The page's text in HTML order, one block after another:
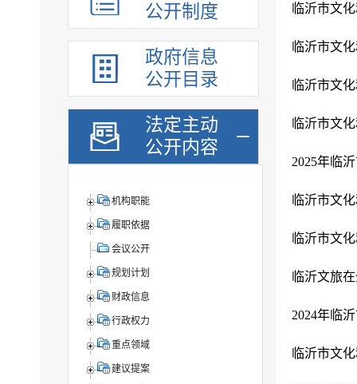
公开制度
政府信息
公开目录
法定主动
公开内容
机构职能
履职依据
会议公开
规划计划
财政信息
行政权力
重点领域
建议提案
临沂市文
临沂市文
临沂市文
临沂市文
2025年临
临沂市文
临沂市文
临沂文旅
2024年临
临沂市文